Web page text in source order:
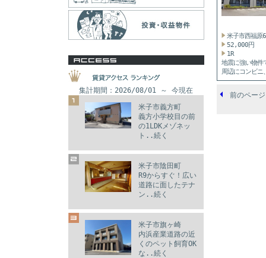
米子市西福原
52,000円
1R
地震に強い物件
周辺にコンビニ
グスト...
前のページ
集計期間：2026/08/01 ～ 今現在
米子市義方町
義方小学校目の前
の1LDKメゾネッ
ト..続く
米子市陰田町
R9からすぐ！広い
道路に面したテナ
ン..続く
米子市旗ヶ崎
内浜産業道路の近
くのペット飼育OK
な..続く